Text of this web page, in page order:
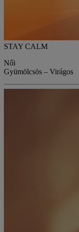
STAY CALM
Női
Gyümölcsös – Virágos